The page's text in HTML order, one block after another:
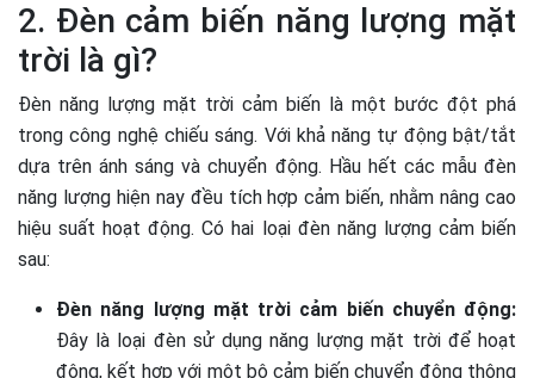
2. Đèn cảm biến năng lượng mặt
trời là gì?
Đèn năng lượng mặt trời cảm biến là một bước đột phá
trong công nghệ chiếu sáng. Với khả năng tự động bật/tắt
dựa trên ánh sáng và chuyển động. Hầu hết các mẫu đèn
năng lượng hiện nay đều tích hợp cảm biến, nhằm nâng cao
hiệu suất hoạt động. Có hai loại đèn năng lượng cảm biến
sau:
Đèn năng lượng mặt trời cảm biến chuyển động:
Đây là loại đèn sử dụng năng lượng mặt trời để hoạt
động, kết hợp với một bộ cảm biến chuyển động thông